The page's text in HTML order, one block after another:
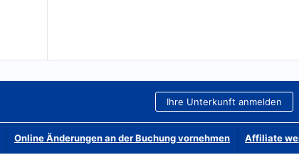
Ihre Unterkunft anmelden
Online Änderungen an der Buchung vornehmen Affiliate